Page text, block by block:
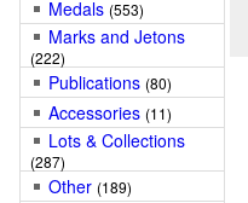
Medals (553)
Marks and Jetons
(222)
Publications (80)
Accessories (11)
Lots & Collections
(287)
Other (189)